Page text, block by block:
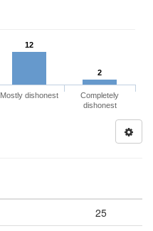
12
2
Mostly dishonest
Completely
dishonest
25